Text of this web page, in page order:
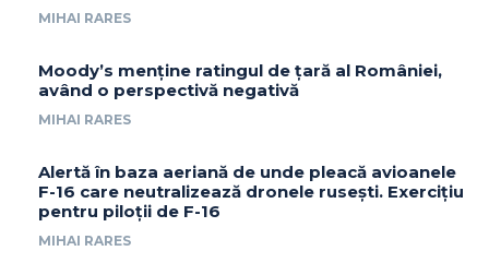
MIHAI RARES
Moody’s menține ratingul de țară al României,
având o perspectivă negativă
MIHAI RARES
Alertă în baza aeriană de unde pleacă avioanele
F-16 care neutralizează dronele rusești. Exercițiu
pentru piloții de F-16
MIHAI RARES